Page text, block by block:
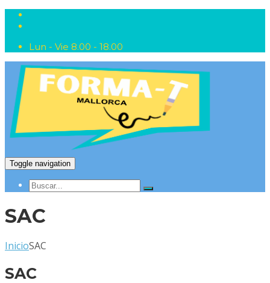
Lun - Vie 8.00 - 18.00
Toggle navigation
SAC
InicioSAC
SAC